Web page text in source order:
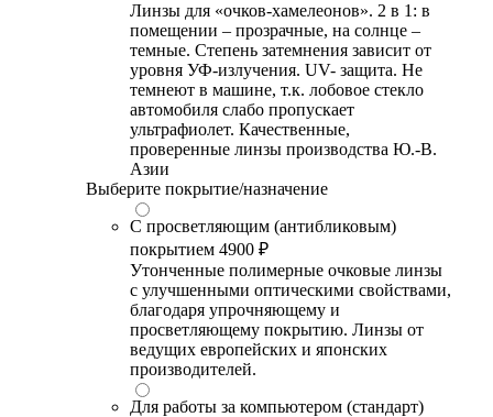
Линзы для «очков-хамелеонов». 2 в 1: в
помещении – прозрачные, на солнце –
темные. Степень затемнения зависит от
уровня УФ-излучения. UV- защита. Не
темнеют в машине, т.к. лобовое стекло
автомобиля слабо пропускает
ультрафиолет. Качественные,
проверенные линзы производства Ю.-В.
Азии
Выберите покрытие/назначение
С просветляющим (антибликовым)
покрытием 4900 ₽
Утонченные полимерные очковые линзы
с улучшенными оптическими свойствами,
благодаря упрочняющему и
просветляющему покрытию. Линзы от
ведущих европейских и японских
производителей.
Для работы за компьютером (стандарт)